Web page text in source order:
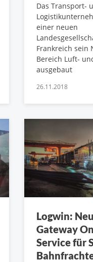
Das Transport-
einer neuen
Frankreich sein
Bereich Luft-
ausgebaut
26.11.2018
Logwin:
Gateway
Service für